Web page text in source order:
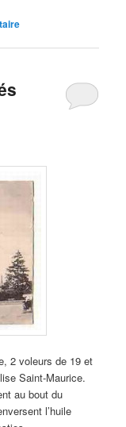
2 voleurs de 19 et
Saint-Maurice.
au bout du
l’huile